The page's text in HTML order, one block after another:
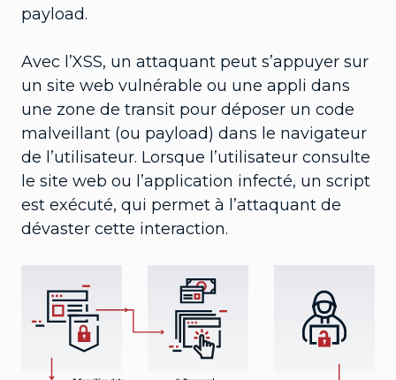
payload.
Avec l’XSS, un attaquant peut s’appuyer sur
un site web vulnérable ou une appli dans
une zone de transit pour déposer un code
malveillant (ou payload) dans le navigateur
de l’utilisateur. Lorsque l’utilisateur consulte
le site web ou l’application infecté, un script
est exécuté, qui permet à l’attaquant de
dévaster cette interaction.